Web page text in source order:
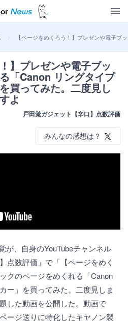
> 【ページをめくろう！】プレゼンや電子
】プレゼンや電子ブッ
「Canon リングタイプ
買ってみた。二度見し
よ
戸田覚ガジェット【辛口】点数評価
みんなの感想は？
が、自身のYouTubeチャンネル
点数評価」で「【ページをめく
クのページをめくれる「Canon
ー」を買ってみた。二度見しま
した動画を公開した。動画で
ージ送りに特化したキヤノン製